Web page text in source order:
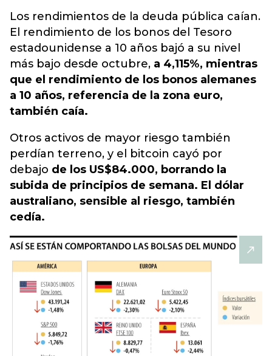
Los rendimientos de la deuda pública caían.
El rendimiento de los bonos del Tesoro
estadounidense a 10 años bajó a su nivel
más bajo desde octubre, a 4,115%, mientras
que el rendimiento de los bonos alemanes
a 10 años, referencia de la zona euro,
también caía.
Otros activos de mayor riesgo también
perdían terreno, y el bitcoin cayó por
debajo de los US$84.000, borrando la
subida de principios de semana. El dólar
australiano, sensible al riesgo, también
cedía.